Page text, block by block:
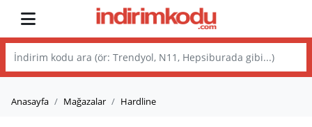
Anasayfa Mağazalar Hardline